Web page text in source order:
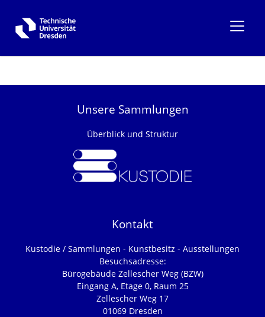
Unsere Sammlungen
Überblick und Struktur
Kontakt
Kustodie / Sammlungen - Kunstbesitz - Ausstellungen
Besuchsadresse:
Bürogebäude Zellescher Weg (BZW)
Eingang A, Etage 0, Raum 25
Zellescher Weg 17
01069 Dresden